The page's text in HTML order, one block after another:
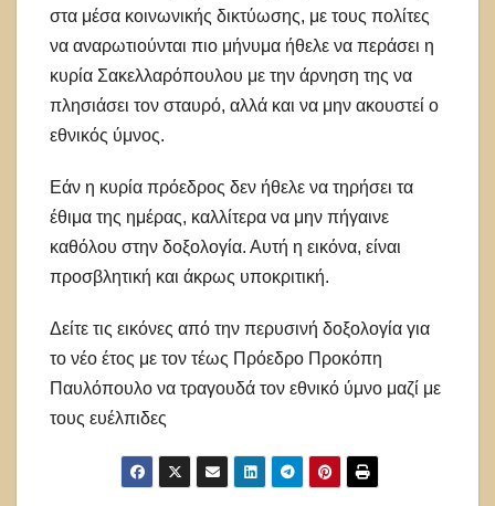
στα μέσα κοινωνικής δικτύωσης, με τους πολίτες
να αναρωτιούνται πιο μήνυμα ήθελε να περάσει η
κυρία Σακελλαρόπουλου με την άρνηση της να
πλησιάσει τον σταυρό, αλλά και να μην ακουστεί ο
εθνικός ύμνος.
Εάν η κυρία πρόεδρος δεν ήθελε να τηρήσει τα
έθιμα της ημέρας, καλλίτερα να μην πήγαινε
καθόλου στην δοξολογία. Αυτή η εικόνα, είναι
προσβλητική και άκρως υποκριτική.
Δείτε τις εικόνες από την περυσινή δοξολογία για
το νέο έτος με τον τέως Πρόεδρο Προκόπη
Παυλόπουλο να τραγουδά τον εθνικό ύμνο μαζί με
τους ευέλπιδες